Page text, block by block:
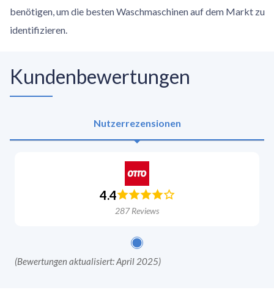
benötigen, um die besten Waschmaschinen auf dem Markt zu
identifizieren.
Kundenbewertungen
Nutzerrezensionen
4.4
287Reviews
(Bewertungen aktualisiert: April 2025)